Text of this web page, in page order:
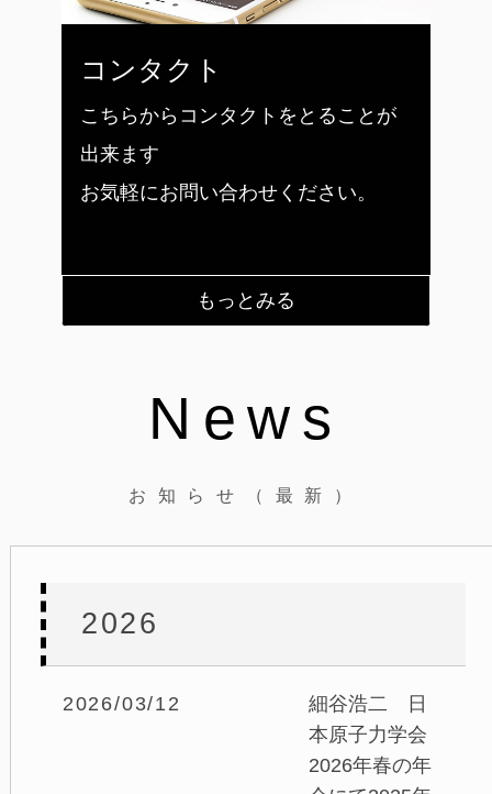
コンタクト
こちらからコンタクトをとることが
出来ます
お気軽にお問い合わせください。
もっとみる
News
お知らせ（最新）
2026
2026/03/12
細谷浩二 日
本原子力学会
2026年春の年